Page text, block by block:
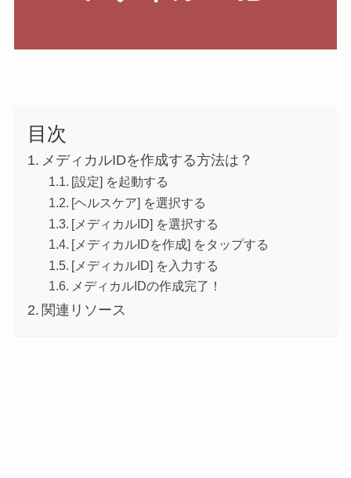
目次
メディカルIDを作成する方法は？
[設定] を起動する
[ヘルスケア] を選択する
[メディカルID] を選択する
[メディカルIDを作成] をタップする
[メディカルID] を入力する
メディカルIDの作成完了！
関連リソース